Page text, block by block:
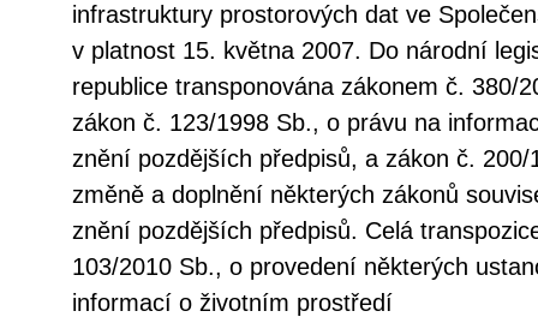
infrastruktury prostorových dat ve
v platnost 15. května 2007. Do národní
republice transponována zákonem č. 380/
zákon č. 123/1998 Sb., o právu na
znění pozdějších předpisů, a zákon č.
změně a doplnění některých zákonů
znění pozdějších předpisů. Celá
103/2010 Sb., o provedení některých
informací o životním prostředí